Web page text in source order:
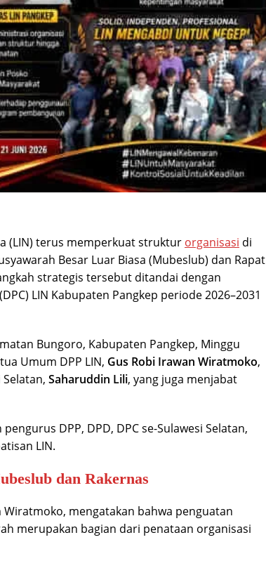
(LIN) terus memperkuat struktur organisasi di
Besar Luar Biasa (Mubeslub) dan Rapat
strategis tersebut ditandai dengan
LIN Kabupaten Pangkep periode 2026–2031
Bungoro, Kabupaten Pangkep, Minggu
Umum DPP LIN, Gus Robi Irawan Wiratmoko,
Saharuddin Lili, yang juga menjabat
DPP, DPD, DPC se-Sulawesi Selatan,
LIN.
dan Rakernas
Wiratmoko, mengatakan bahwa penguatan
merupakan bagian dari penataan organisasi